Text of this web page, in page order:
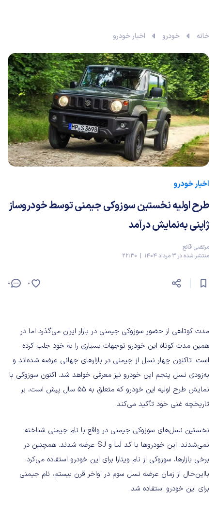
خانه خودرو اخبار خودرو
اخبار خودرو
طرح اولیه نخستین سوزوکی جیمنی توسط خودروساز
ژاپنی به‌نمایش درآمد
مرتضی قانع
منتشر شده در 3 مرداد 1404 | 22:30
0 0
مدت کوتاهی از حضور سوزوکی جیمنی در بازار ایران می‌گذرد اما در
همین مدت کوتاه این خودرو توجهات بسیاری را به خود جلب کرده
است. تاکنون چهار نسل از جیمنی در بازارهای جهانی عرضه شده‌اند و
به‌زودی نسل پنجم این خودرو نیز معرفی خواهد شد. اکنون سوزوکی با
نمایش طرح اولیه این خودرو که متعلق به ۵۵ سال پیش است، بر
تاریخچه غنی خود تأکید می‌کند.
نخستین نسل‌های سوزوکی جیمنی در واقع با نام جیمنی شناخته
نمی‌شدند. این خودروها با کد LJ و SJ عرضه شدند. همچنین در
برخی بازارها، سوزوکی از نام ویتارا برای این خودرو استفاده می‌کرد.
بااین‌حال از زمان عرضه نسل سوم در اواخر قرن بیستم، نام جیمنی
برای این خودرو استفاده شد.